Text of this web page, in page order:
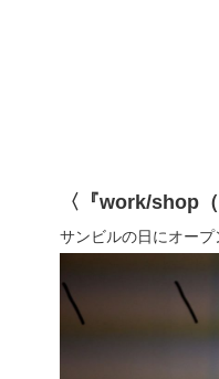
〈『work/shop
サンビルの日にオープ